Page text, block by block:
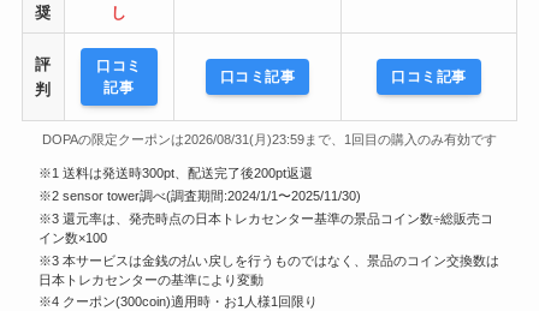
奨
し
評
判
口コミ
記事
口コミ記事 口コミ記事
DOPAの限定クーポンは2026/08/31(月)23:59まで、1回目の購入のみ有効です
※1 送料は発送時300pt、配送完了後200pt返還
※2 sensor tower調べ(調査期間:2024/1/1〜2025/11/30)
※3 還元率は、発売時点の日本トレカセンター基準の景品コイン数÷総販売コ
イン数×100
※3 本サービスは金銭の払い戻しを行うものではなく、景品のコイン交換数は
日本トレカセンターの基準により変動
※4 クーポン(300coin)適用時・お1人様1回限り